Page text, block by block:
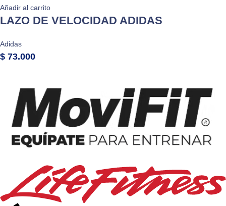
Añadir al carrito
LAZO DE VELOCIDAD ADIDAS
Adidas
$ 73.000